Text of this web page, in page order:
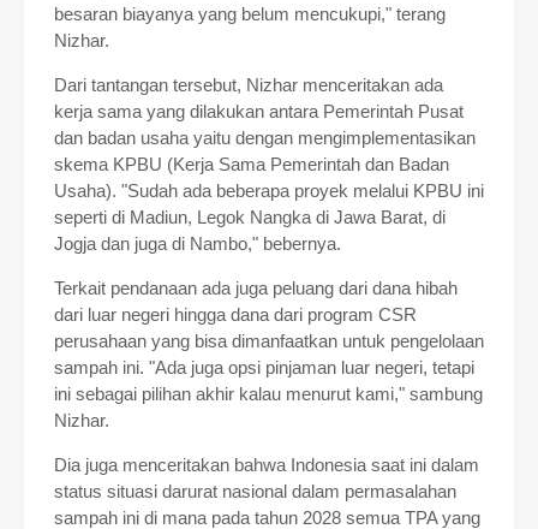
besaran biayanya yang belum mencukupi," terang
Nizhar.
Dari tantangan tersebut, Nizhar menceritakan ada
kerja sama yang dilakukan antara Pemerintah Pusat
dan badan usaha yaitu dengan mengimplementasikan
skema KPBU (Kerja Sama Pemerintah dan Badan
Usaha). "Sudah ada beberapa proyek melalui KPBU ini
seperti di Madiun, Legok Nangka di Jawa Barat, di
Jogja dan juga di Nambo," bebernya.
Terkait pendanaan ada juga peluang dari dana hibah
dari luar negeri hingga dana dari program CSR
perusahaan yang bisa dimanfaatkan untuk pengelolaan
sampah ini. "Ada juga opsi pinjaman luar negeri, tetapi
ini sebagai pilihan akhir kalau menurut kami," sambung
Nizhar.
Dia juga menceritakan bahwa Indonesia saat ini dalam
status situasi darurat nasional dalam permasalahan
sampah ini di mana pada tahun 2028 semua TPA yang